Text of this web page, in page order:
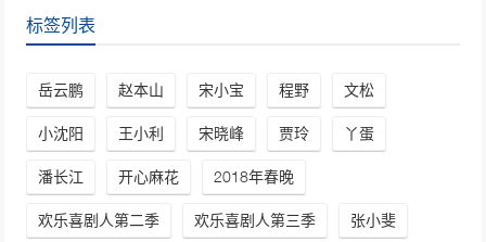
标签列表
岳云鹏 赵本山 宋小宝 程野 文松
小沈阳 王小利 宋晓峰 贾玲 丫蛋
潘长江 开心麻花 2018年春晚
欢乐喜剧人第二季 欢乐喜剧人第三季 张小斐